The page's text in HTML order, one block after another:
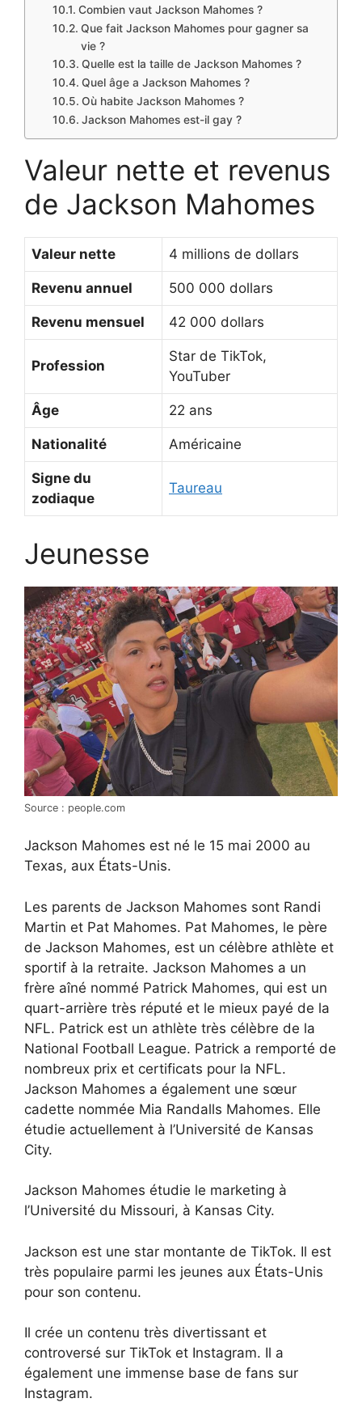
Combien vaut Jackson Mahomes ?
Que fait Jackson Mahomes pour gagner sa
vie ?
Quelle est la taille de Jackson Mahomes ?
Quel âge a Jackson Mahomes ?
Où habite Jackson Mahomes ?
Jackson Mahomes est-il gay ?
Valeur nette et revenus
de Jackson Mahomes
Valeur nette 4 millions de dollars
Revenu annuel 500 000 dollars
Revenu mensuel 42 000 dollars
Profession
Star de TikTok,
YouTuber
Âge 22 ans
Nationalité Américaine
Signe du
zodiaque
Taureau
Jeunesse
Source : people.com
Jackson Mahomes est né le 15 mai 2000 au
Texas, aux États-Unis.
Les parents de Jackson Mahomes sont Randi
Martin et Pat Mahomes. Pat Mahomes, le père
de Jackson Mahomes, est un célèbre athlète et
sportif à la retraite. Jackson Mahomes a un
frère aîné nommé Patrick Mahomes, qui est un
quart-arrière très réputé et le mieux payé de la
NFL. Patrick est un athlète très célèbre de la
National Football League. Patrick a remporté de
nombreux prix et certificats pour la NFL.
Jackson Mahomes a également une sœur
cadette nommée Mia Randalls Mahomes. Elle
étudie actuellement à l’Université de Kansas
City.
Jackson Mahomes étudie le marketing à
l’Université du Missouri, à Kansas City.
Jackson est une star montante de TikTok. Il est
très populaire parmi les jeunes aux États-Unis
pour son contenu.
Il crée un contenu très divertissant et
controversé sur TikTok et Instagram. Il a
également une immense base de fans sur
Instagram.